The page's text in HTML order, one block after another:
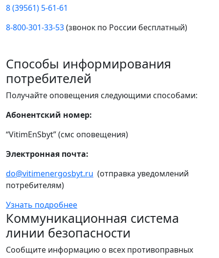
8 (39561) 5-61-61
8-800-301-33-53(звонок по России бесплатный)
Способы информирования
потребителей
Получайте оповещения следующими способами:
Абонентский номер:
“VitimEnSbyt” (смс оповещения)
Электронная почта:
do@vitimenergosbyt.ru (отправка уведомлений
потребителям)
Узнать подробнее
Коммуникационная система
линии безопасности
Сообщите информацию о всех противоправных